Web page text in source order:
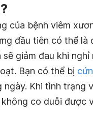
của bệnh viêm
đầu tiên có thể
giảm đau khi
Bạn có thể bị
ngày. Khi tình trạng
co duỗi được